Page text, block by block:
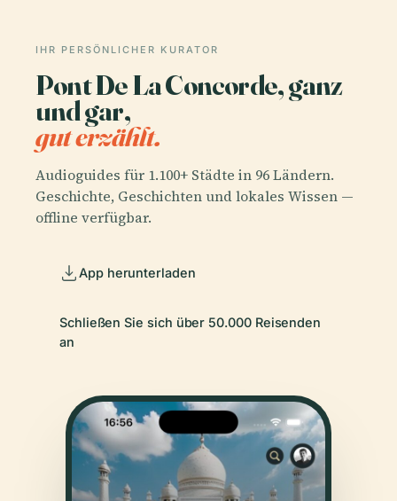
IHR PERSÖNLICHER KURATOR
Pont De La Concorde, ganz
und gar,
gut erzählt.
Audioguides für 1.100+ Städte in 96 Ländern.
Geschichte, Geschichten und lokales Wissen —
offline verfügbar.
App herunterladen
Schließen Sie sich über 50.000 Reisenden
an